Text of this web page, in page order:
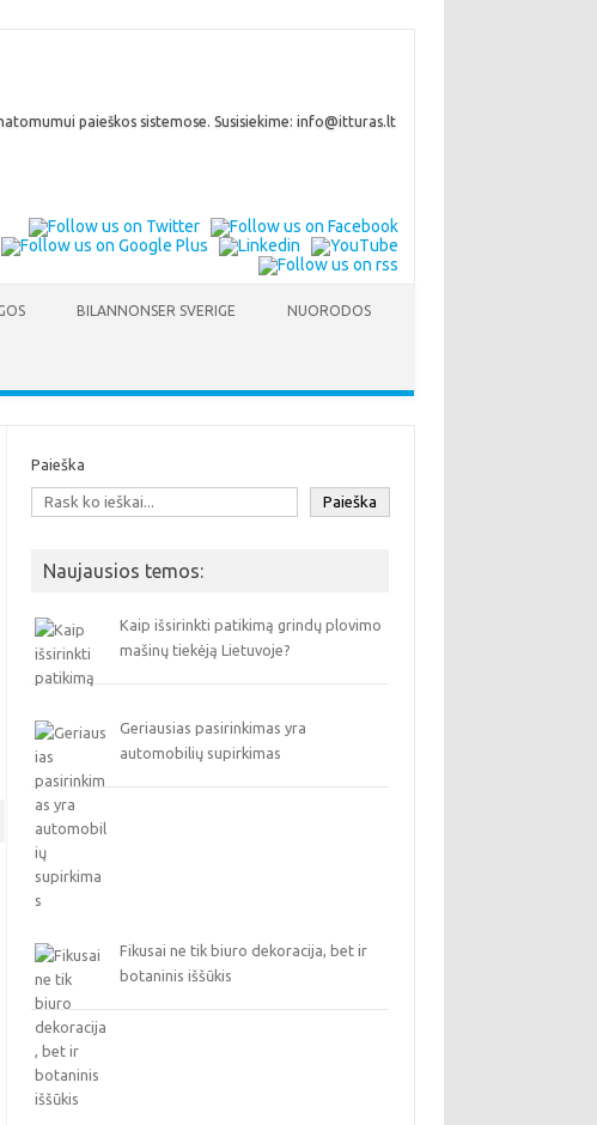
paieškos sistemose. Susisiekime: info@itturas.lt
BILANNONSER SVERIGE NUORODOS
Paieška
Paieška
Naujausios temos:
Kaip išsirinkti patikimą grindų plovimo
mašinų tiekėją Lietuvoje?
Geriausias pasirinkimas yra
automobilių supirkimas
Fikusai ne tik biuro dekoracija, bet ir
botaninis iššūkis